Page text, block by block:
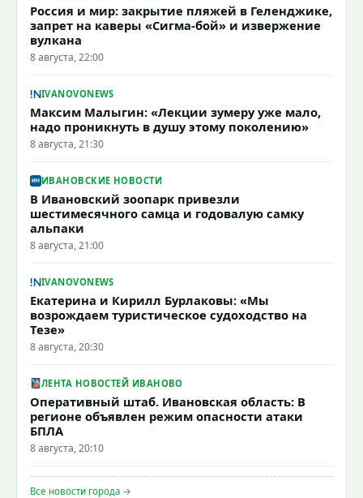
Россия и мир: закрытие пляжей в Геленджике,
запрет на каверы «Сигма-бой» и извержение
вулкана
8 августа, 22:00
IVANOVONEWS
Максим Малыгин: «Лекции зумеру уже мало,
надо проникнуть в душу этому поколению»
8 августа, 21:30
ИВАНОВСКИЕ НОВОСТИ
В Ивановский зоопарк привезли
шестимесячного самца и годовалую самку
альпаки
8 августа, 21:00
IVANOVONEWS
Екатерина и Кирилл Бурлаковы: «Мы
возрождаем туристическое судоходство на
Тезе»
8 августа, 20:30
ЛЕНТА НОВОСТЕЙ ИВАНОВО
Оперативный штаб. Ивановская область: В
регионе объявлен режим опасности атаки
БПЛА
8 августа, 20:10
Все новости города →